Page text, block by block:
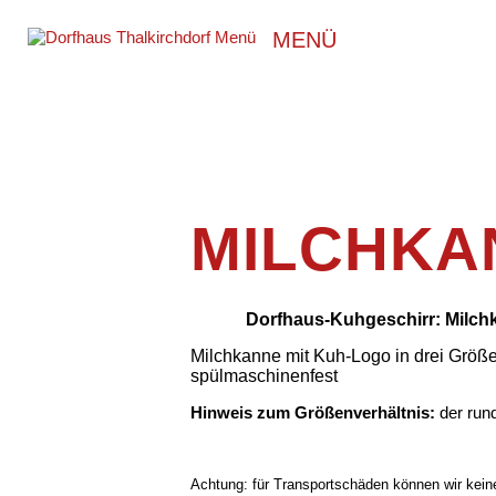
MENÜ
Dorfhaus-Kuhgeschirr:
Milchkanne mit Kuh-Logo in drei
spülmaschinenfest
Hinweis zum Größenverhältnis: der
Achtung: für Transportschäden können wir